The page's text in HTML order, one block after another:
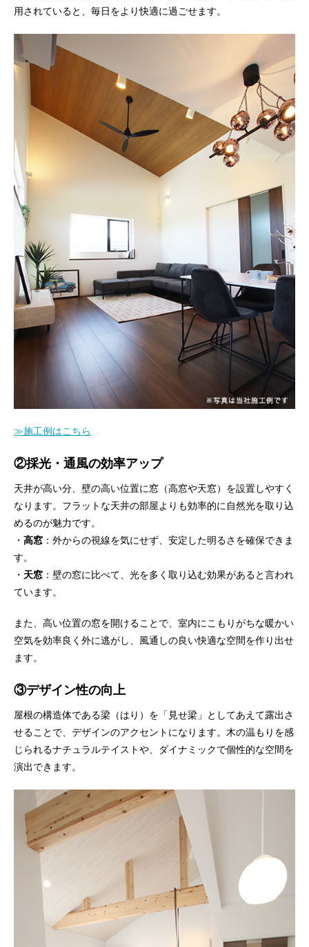
用されていると、毎日をより快適に過ごせます。
≫施工例はこちら
②採光・通風の効率アップ
天井が高い分、壁の高い位置に窓（高窓や天窓）を設置しやすく
なります。フラットな天井の部屋よりも効率的に自然光を取り込
めるのが魅力です。
・高窓 ：外からの視線を気にせず、安定した明るさを確保できま
す。
・ 天窓 ：壁の窓に比べて、光を多く取り込む効果があると言われ
ています。
また、高い位置の窓を開けることで、室内にこもりがちな暖かい
空気を効率良く外に逃がし、風通しの良い快適な空間を作り出せ
ます。
③デザイン性の向上
屋根の構造体である梁（はり）を「見せ梁」としてあえて露出さ
せることで、デザインのアクセントになります。木の温もりを感
じられるナチュラルテイストや、ダイナミックで個性的な空間を
演出できます。